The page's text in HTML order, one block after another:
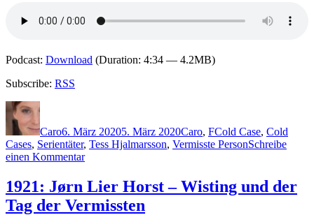
Podcast: Download (Duration: 4:34 — 4.2MB)
Subscribe: RSS
Autor
Caro6. März 20205. März 2020Caro, FCold Case, Cold
Cases, Serientäter, Tess Hjalmarsson, Vermisste PersonSchreibe
einen Kommentarzu
Tina
Frennstedt
–
1921: Jørn Lier Horst – Wisting und der
Tag der Vermissten